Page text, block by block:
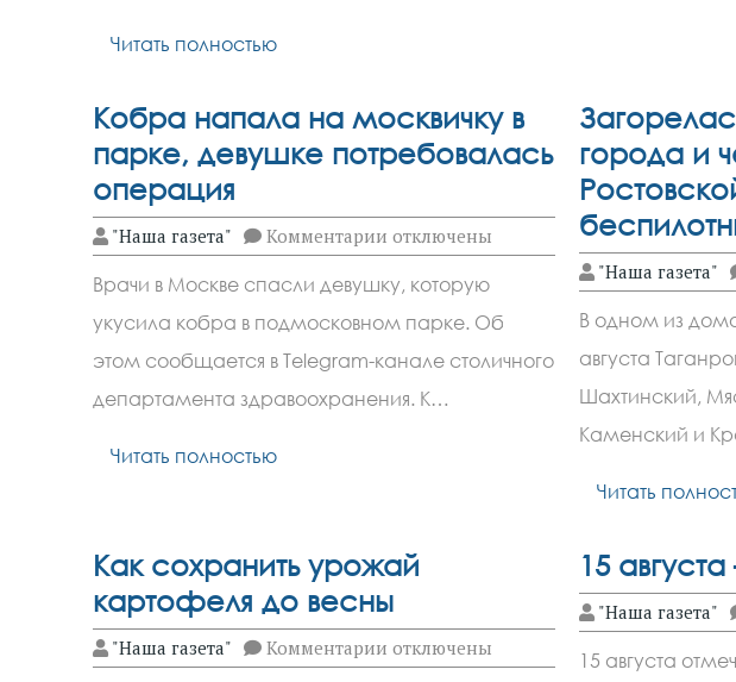
Читать полностью
Кобра напала на москвичку в
парке, девушке потребовалась
операция
"Наша газета" Комментариик
записи
напала
на
москвичку
в
парке,
девушке
отключены
Врачи в Москве спасли девушку, которую
укусила кобра в подмосковном парке. Об
этом сообщается в Telegram-канале столичного
департамента здравоохранения. К…
Читать полностью
города и
"Наша газета"
В одном из
августа
Шахтинский,
Каменский и
Читать
Как сохранить урожай
картофеля до весны
"Наша газета" Комментариик
записи
отключены
15
"Наша газета"
15 августа